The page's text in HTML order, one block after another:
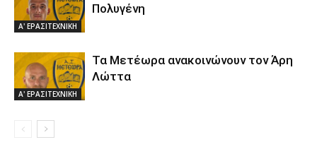
Α' ΕΡΑΣΙΤΕΧΝΙΚΗ
Πολυγένη
Α' ΕΡΑΣΙΤΕΧΝΙΚΗ
Τα Μετέωρα ανακοινώνουν τον Άρη
Λώττα